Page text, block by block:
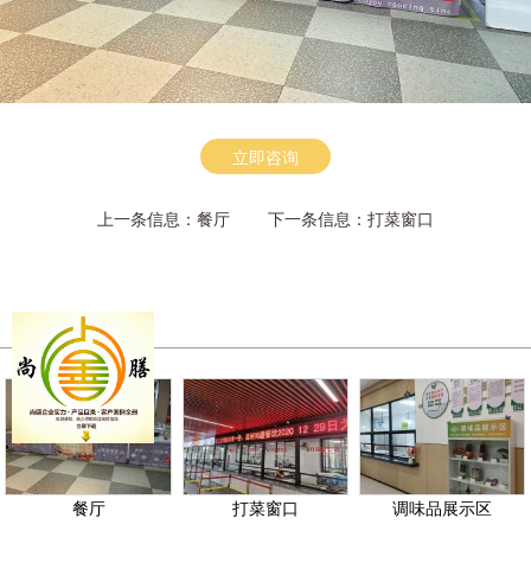
立即咨询
上一条信息： 餐厅 下一条信息： 打菜窗口
相关产品
餐厅 打菜窗口 调味品展示区